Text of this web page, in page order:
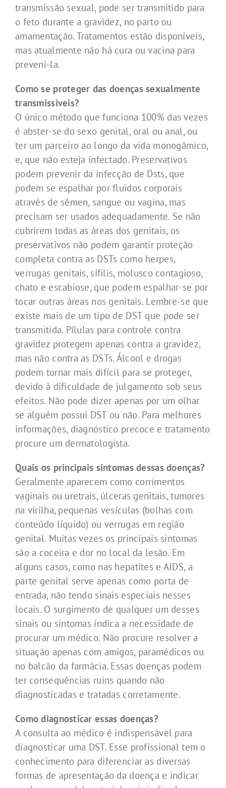
transmissão sexual, pode ser transmitido para
o feto durante a gravidez, no parto ou
amamentação. Tratamentos estão disponíveis,
mas atualmente não há cura ou vacina para
preveni-la.
Como se proteger das doenças sexualmente
transmissíveis?
O único método que funciona 100% das vezes
é abster-se do sexo genital, oral ou anal, ou
ter um parceiro ao longo da vida monogâmico,
e, que não esteja infectado. Preservativos
podem prevenir da infecção de Dsts, que
podem se espalhar por fluidos corporais
através de sêmen, sangue ou vagina, mas
precisam ser usados adequadamente. Se não
cubrirem todas as áreas dos genitais, os
preservativos não podem garantir proteção
completa contra as DSTs como herpes,
verrugas genitais, sífilis, molusco contagioso,
chato e escabiose, que podem espalhar-se por
tocar outras áreas nos genitais. Lembre-se que
existe mais de um tipo de DST que pode ser
transmitida. Pílulas para controle contra
gravidez protegem apenas contra a gravidez,
mas não contra as DSTs. Álcool e drogas
podem tornar mais difícil para se proteger,
devido à dificuldade de julgamento sob seus
efeitos. Não pode dizer apenas por um olhar
se alguém possui DST ou não. Para melhores
informações, diagnóstico precoce e tratamento
procure um dermatologista.
Quais os principais sintomas dessas doenças?
Geralmente aparecem como corrimentos
vaginais ou uretrais, úlceras genitais, tumores
na virilha, pequenas vesículas (bolhas com
conteúdo líquido) ou verrugas em região
genital. Muitas vezes os principais sintomas
são a coceira e dor no local da lesão. Em
alguns casos, como nas hepatites e AIDS, a
parte genital serve apenas como porta de
entrada, não tendo sinais especiais nesses
locais. O surgimento de qualquer um desses
sinais ou sintomas indica a necessidade de
procurar um médico. Não procure resolver a
situação apenas com amigos, paramédicos ou
no balcão da farmácia. Essas doenças podem
ter consequências ruins quando não
diagnosticadas e tratadas corretamente.
Como diagnosticar essas doenças?
A consulta ao médico é indispensável para
diagnosticar uma DST. Esse profissional tem o
conhecimento para diferenciar as diversas
formas de apresentação da doença e indicar